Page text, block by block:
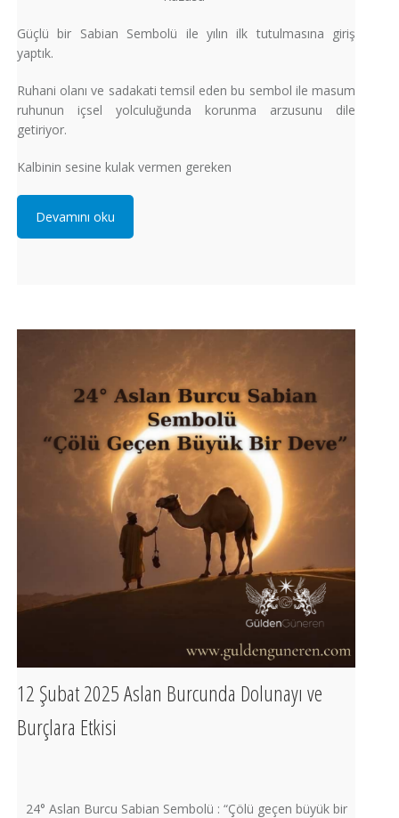
Güçlü bir Sabian Sembolü ile yılın ilk tutulmasına giriş
yaptık.
Ruhani olanı ve sadakati temsil eden bu sembol ile masum
ruhunun içsel yolculuğunda korunma arzusunu dile
getiriyor.
Kalbinin sesine kulak vermen gereken
Devamını oku
12 Şubat 2025 Aslan Burcunda Dolunayı ve
Burçlara Etkisi
24° Aslan Burcu Sabian Sembolü : “Çölü geçen büyük bir